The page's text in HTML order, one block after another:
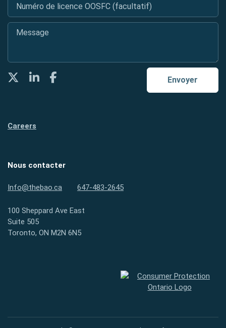
Message
Envoyer
TwitterLinkedInFacebook
Careers
Nous contacter
Info@thebao.ca 647-483-2645
100 Sheppard Ave East
Suite 505
Toronto, ON M2N 6N5
Protection des